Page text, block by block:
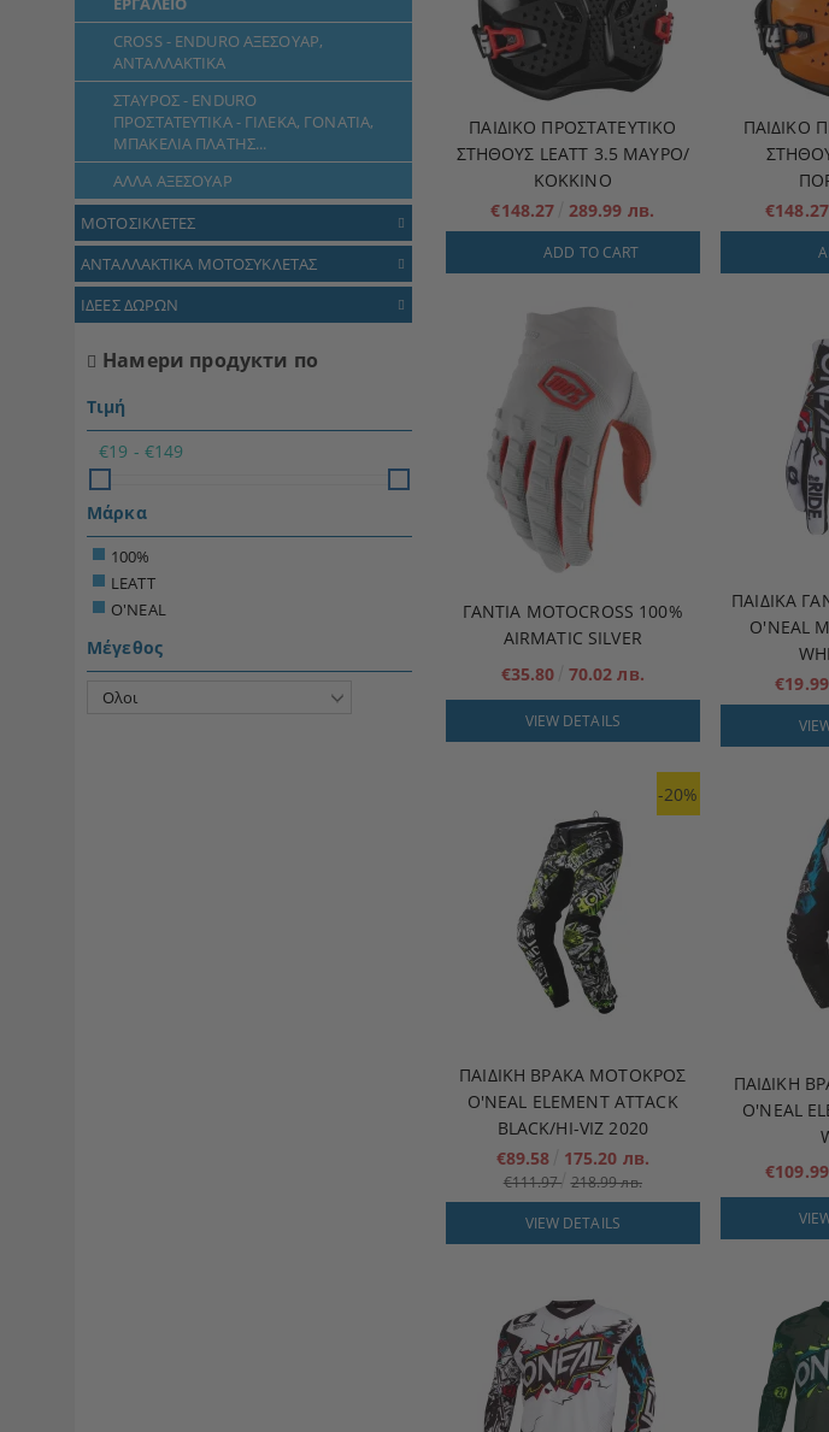
CROSS - ENDURO ΑΞΕΣΟΥΑΡ,
ΑΝΤΑΛΛΑΚΤΙΚΑ
ΣΤΑΥΡΟΣ - ENDURO
ΠΡΟΣΤΑΤΕΥΤΙΚΑ - ΓΙΛΕΚΑ, ΓΟΝΑΤΙΑ,
ΜΠΑΚΕΛΙΑ ΠΛΑΤΗΣ...
ΑΛΛΑ ΑΞΕΣΟΥΑΡ
ΜΟΤΟΣΙΚΛΕΤΕΣ
ΑΝΤΑΛΛΑΚΤΙΚΑ ΜΟΤΟΣΥΚΛΕΤΑΣ
ΙΔΕΕΣ ΔΩΡΩΝ
Намери продукти по
Τιμή
€19 - €149
Μάρκα
100%
LEATT
O'NEAL
Μέγεθος
ΠΑΙΔΙΚΌ ΠΡΟΣΤΑΤΕΥΤΙΚΌ
ΣΤΉΘΟΥΣ LEATT 3.5 ΜΑΥΡΟ/
ΚΟΚΚΙΝΟ
€148.27
289.99 лв.
ADD TO CART
ΠΑΙΔΙΚΌ
€148.27
ΓΆΝΤΙΑ MOTOCROSS 100%
AIRMATIC SILVER
€35.80
70.02 лв.
VIEW DETAILS
ΠΑΙΔΙΚΆ
O'NEAL
€19.99
-20%
ΠΑΙΔΙΚΉ ΒΡΆΚΑ ΜΟΤΟΚΡΌΣ
O'NEAL ELEMENT ATTACK
BLACK/HI-VIZ 2020
€89.58
175.20 лв.
€111.97 218.99 лв.
VIEW DETAILS
ΠΑΙΔΙΚΉ
O'NEAL
€109.99